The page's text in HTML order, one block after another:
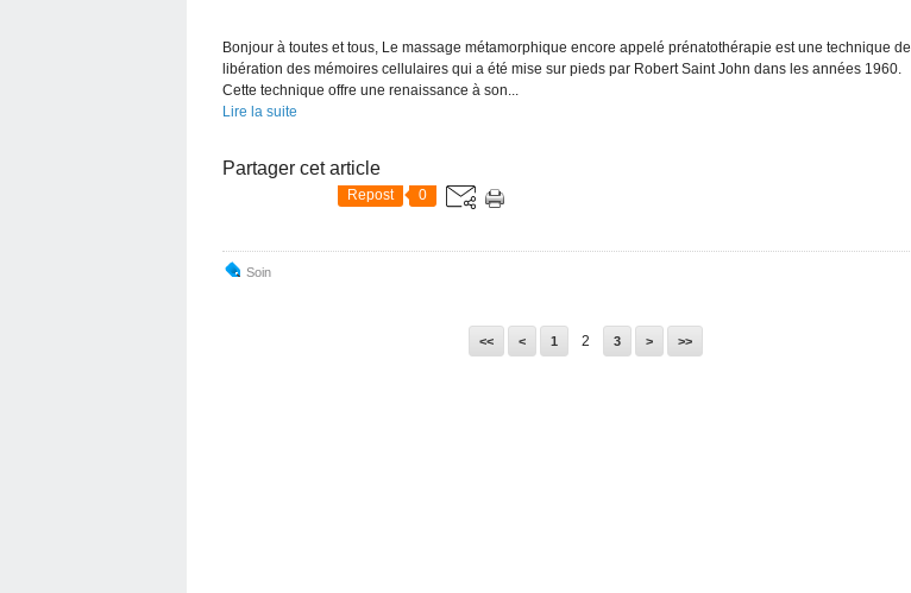
Bonjour à toutes et tous, Le massage métamorphique encore appelé prénatothérapie est une technique de
libération des mémoires cellulaires qui a été mise sur pieds par Robert Saint John dans les années 1960.
Cette technique offre une renaissance à son...
Lire la suite
Partager cet article
Repost 0
Soin
<< < 1 2 3 > >>